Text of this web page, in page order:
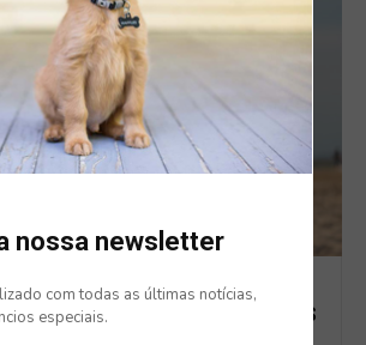
ANIMAIS NAS FÉRIAS: OS SINAIS
IGNORAM EM CÃES E
nossa newsletter
com todas as últimas notícias,
especiais.